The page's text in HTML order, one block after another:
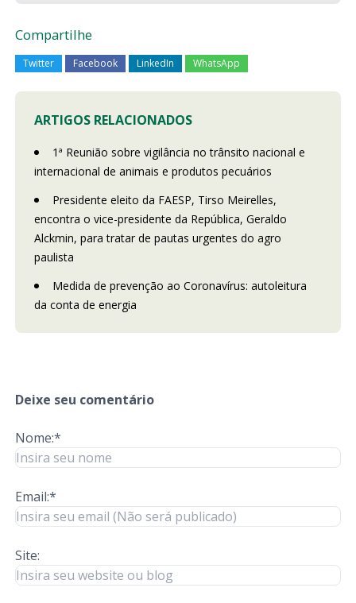
Compartilhe
Twitter Facebook LinkedIn WhatsApp
ARTIGOS RELACIONADOS
1ª Reunião sobre vigilância no trânsito nacional e
internacional de animais e produtos pecuários
Presidente eleito da FAESP, Tirso Meirelles,
encontra o vice-presidente da República, Geraldo
Alckmin, para tratar de pautas urgentes do agro
paulista
Medida de prevenção ao Coronavírus: autoleitura
da conta de energia
Deixe seu comentário
Nome:*
Email:*
Site: